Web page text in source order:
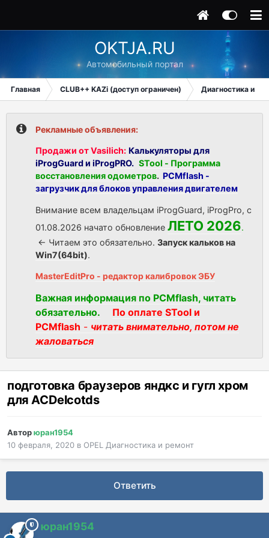
OKTJA.RU
Автомобильный портал
Главная CLUB++ KAZi (доступ ограничен) Диагностика и
Рекламные объявления:
Продажи от Vasilich: Калькуляторы для
iProgGuard и iProgPRO. STool - Программа
восстановления одометров. PCMflash -
загрузчик для блоков управления двигателем
Внимание всем владельцам iProgGuard, iProgPro, с
01.08.2026 начато обновление ЛЕТО 2026.
<- Читаем это обязательно. Запуск кальков на
Win7(64bit).
MasterEditPro - редактор калибровок ЭБУ
Важная информация по PCMflash, читать
обязательно.
По оплате STool и
PCMflash - читать внимательно, потом не
жаловаться
подготовка браузеров яндкс и гугл хром
для ACDelcotds
Авторюран1954
10 февраля, 2020 в OPEL Диагностика и ремонт
Ответить
юран1954